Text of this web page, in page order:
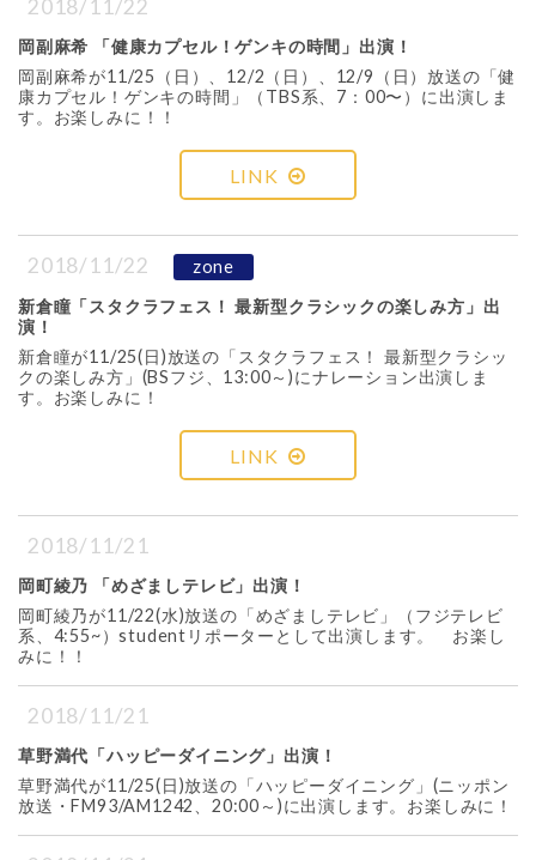
2018/11/22
岡副麻希 「健康カプセル！ゲンキの時間」出演！
岡副麻希が11/25（日）、12/2（日）、12/9（日）放送の「健
康カプセル！ゲンキの時間」（TBS系、7：00〜）に出演しま
す。お楽しみに！！
LINK
2018/11/22
zone
新倉瞳「スタクラフェス！ 最新型クラシックの楽しみ方」出
演！
新倉瞳が11/25(日)放送の「スタクラフェス！ 最新型クラシッ
クの楽しみ方」(BSフジ、13:00～)にナレーション出演しま
す。お楽しみに！
LINK
2018/11/21
岡町綾乃 「めざましテレビ」出演！
岡町綾乃が11/22(水)放送の「めざましテレビ」（フジテレビ
系、4:55~）studentリポーターとして出演します。 お楽し
みに！！
2018/11/21
草野満代「ハッピーダイニング」出演！
草野満代が11/25(日)放送の「ハッピーダイニング」(ニッポン
放送・FM93/AM1242、20:00～)に出演します。お楽しみに！